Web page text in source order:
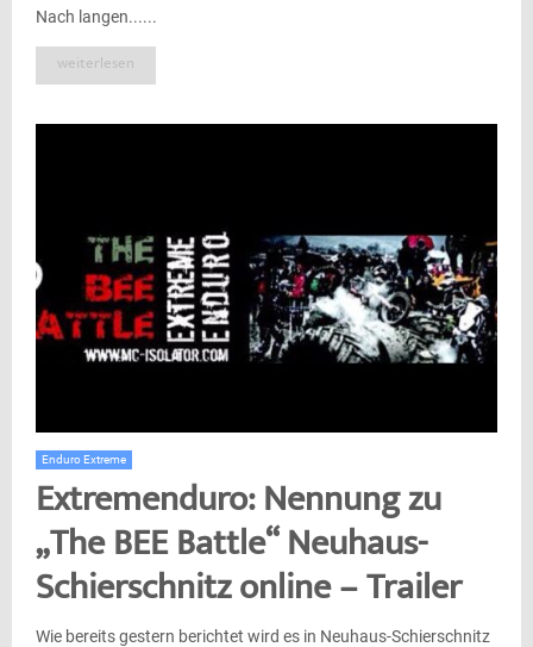
Nach langen......
weiterlesen
Enduro Extreme
Extremenduro: Nennung zu
„The BEE Battle“ Neuhaus-
Schierschnitz online – Trailer
Wie bereits gestern berichtet wird es in Neuhaus-Schierschnitz